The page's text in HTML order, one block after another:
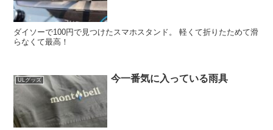
ダイソーで100円で見つけたスマホスタンド。 軽くて折りたためて滑
らなくて最高！
ULグッズ 今一番気に入っている雨具